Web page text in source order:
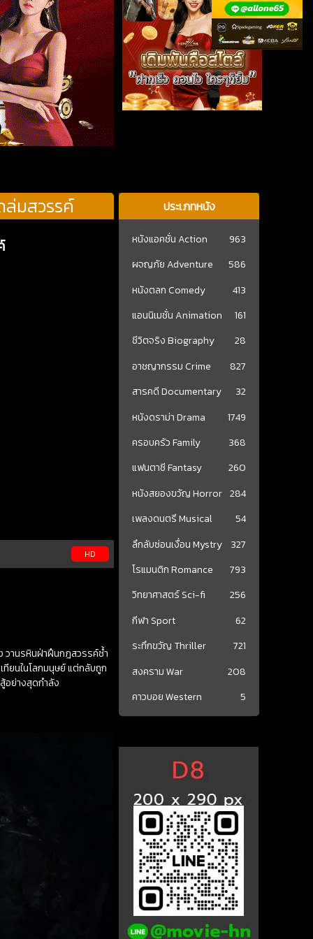
ล่มสวรรค์
HD
วานรหินฝ่าฝืนกฎสวรรค์ซ้ำ
ทียนในโลกมนุษย์ แต่กลับถูก
อย่างสุดกำลัง
ประเภทหนัง
หนังแอคชั่น Action
963
ผจญภัย Adventure
586
หนังตลก Comedy
413
แอนนิเมชั่น Animation
161
ชีวิตจริง Biography
28
อาชญากรรม Crime
827
สารคดี Documentary
32
หนังดราม่า Drama
1749
ครอบครัว Family
368
แฟนตาซี Fantasy
260
หนังสยองขวัญ Horror 284
เพลงดนตรี Musical
54
ลึกลับซ่อนเงื่อน Mystry
327
โรแมนติก Romance
793
วิทยาศาสตร์ Sci-fi
256
กีฬา Sport
62
ระทึกขวัญ Thriller
721
สงคราม War
208
คาวบอย Western
5